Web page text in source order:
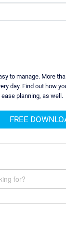
to manage. More
day. Find out how
planning, as well.
FREE